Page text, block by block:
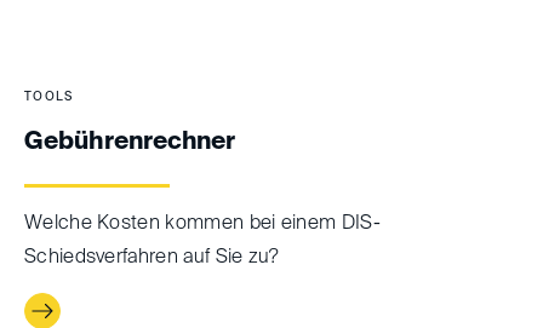
TOOLS
Gebührenrechner
Welche Kosten kommen bei einem DIS-
Schiedsverfahren auf Sie zu?